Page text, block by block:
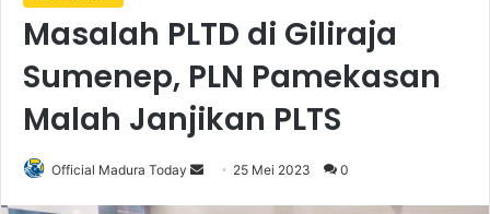
Masalah PLTD di Giliraja
Sumenep, PLN Pamekasan
Malah Janjikan PLTS
Official Madura Today 25 Mei 2023 0